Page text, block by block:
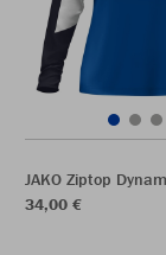
JAKO Ziptop
34,00 €